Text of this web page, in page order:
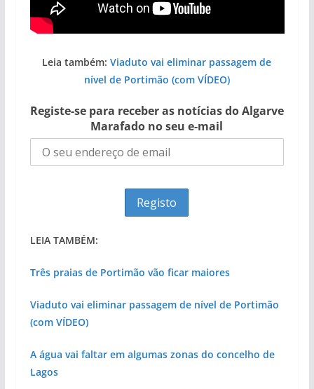
Leia também:Viaduto vai eliminar passagem de
nível de Portimão (com VÍDEO)
Registe-se para receber as notícias do Algarve
Marafado no seu e-mail
LEIA TAMBÉM:
Três praias de Portimão vão ficar maiores
Viaduto vai eliminar passagem de nível de Portimão
(com VÍDEO)
A água vai faltar em algumas zonas do concelho de
Lagos